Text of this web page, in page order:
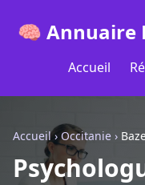
🧠 Annuaire
Accueil
Accueil› Occitanie ›